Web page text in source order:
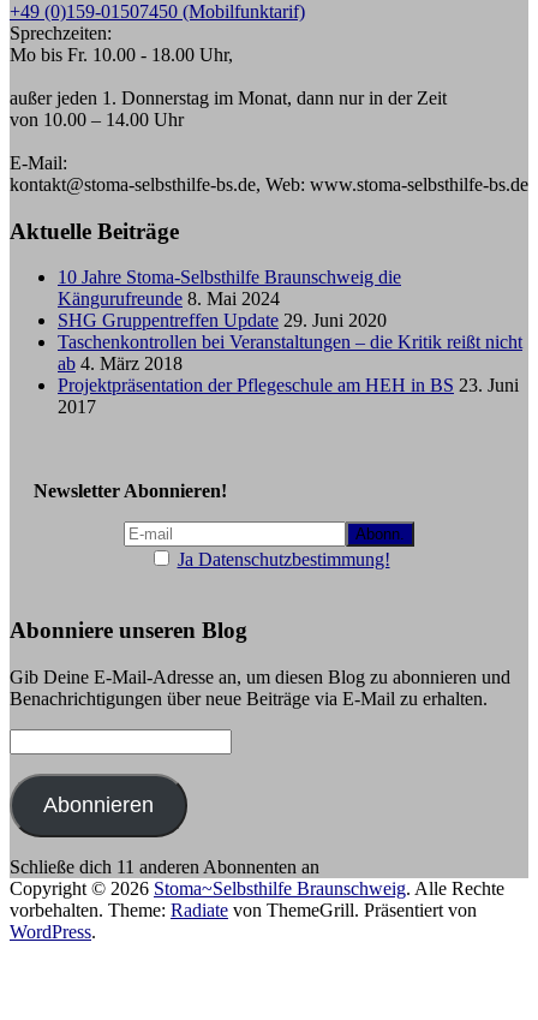
+49 (0)159-01507450 (Mobilfunktarif)
Sprechzeiten:
Mo bis Fr. 10.00 - 18.00 Uhr,
außer jeden 1. Donnerstag im Monat, dann nur in der Zeit
von 10.00 – 14.00 Uhr
E-Mail:
kontakt@stoma-selbsthilfe-bs.de, Web: www.stoma-selbsthilfe-bs.de
Aktuelle Beiträge
10 Jahre Stoma-Selbsthilfe Braunschweig die
Kängurufreunde 8. Mai 2024
SHG Gruppentreffen Update 29. Juni 2020
Taschenkontrollen bei Veranstaltungen – die Kritik reißt nicht
ab 4. März 2018
Projektpräsentation der Pflegeschule am HEH in BS 23. Juni
2017
Newsletter Abonnieren!
Ja Datenschutzbestimmung!
Abonniere unseren Blog
Gib Deine E-Mail-Adresse an, um diesen Blog zu abonnieren und
Benachrichtigungen über neue Beiträge via E-Mail zu erhalten.
Mail-
Adresse:
Abonnieren
Schließe dich 11 anderen Abonnenten an
Copyright © 2026 Stoma~Selbsthilfe Braunschweig. Alle Rechte
vorbehalten. Theme: Radiate von ThemeGrill. Präsentiert von
WordPress.